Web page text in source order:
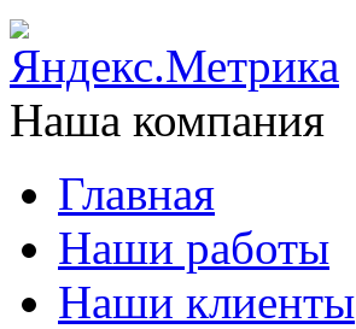
Наша компания
Главная
Наши работы
Наши клиенты